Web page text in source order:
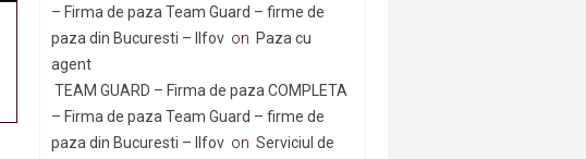
– Firma de paza Team Guard – firme de
paza din Bucuresti – Ilfov on Paza cu
agent
TEAM GUARD – Firma de paza COMPLETA
– Firma de paza Team Guard – firme de
paza din Bucuresti – Ilfov on Serviciul de